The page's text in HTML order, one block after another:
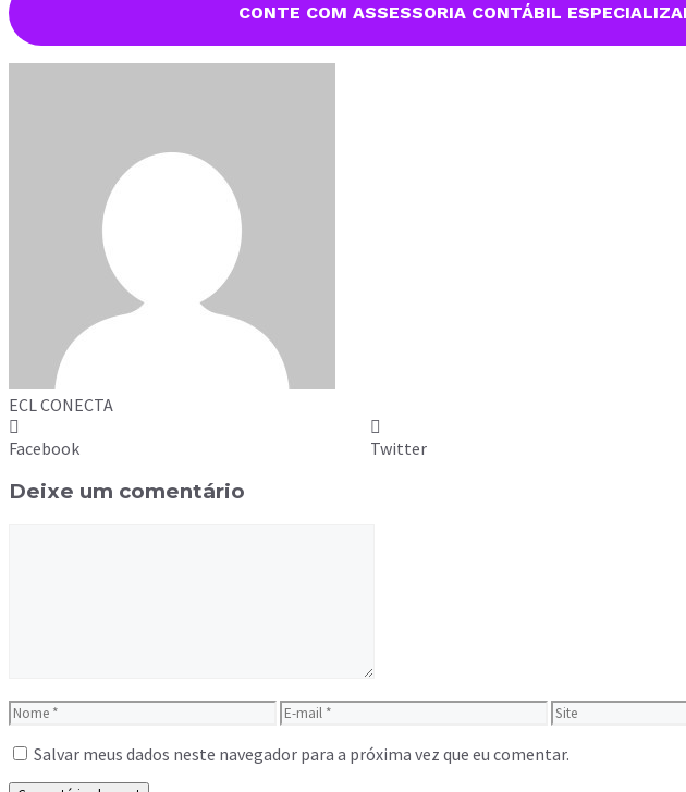
CONTE COM ASSESSORIA CONTÁBIL
ECL CONECTA
Facebook
Twitter
Deixe um comentário
Salvar meus dados neste navegador para a próxima vez que eu comentar.